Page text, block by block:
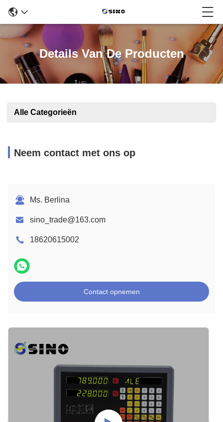
Details Van De Producten
Alle Categorieën
Neem contact met ons op
Ms. Berlina
sino_trade@163.com
18620615002
Contact opnemen